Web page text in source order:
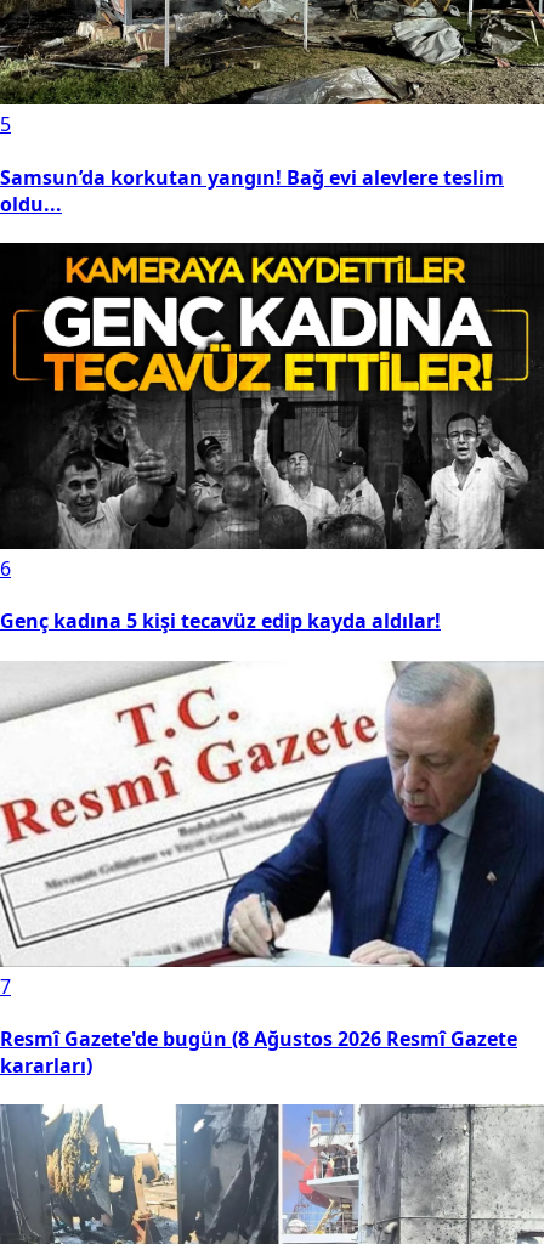
5
Samsun’da korkutan yangın! Bağ evi alevlere teslim
oldu...
6
Genç kadına 5 kişi tecavüz edip kayda aldılar!
7
Resmî Gazete'de bugün (8 Ağustos 2026 Resmî Gazete
kararları)